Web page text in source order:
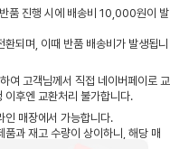
품 진행 시에 배송비 10,000원이 발
되며, 이때 반품 배송비가 발생됩니
여 고객님께서 직접 네이버페이로 교
이후엔 교환처리 불가합니다.
인 매장에서 가능합니다.
과 재고 수량이 상이하니, 해당 매